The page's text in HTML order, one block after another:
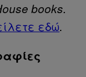
books.
εδώ.